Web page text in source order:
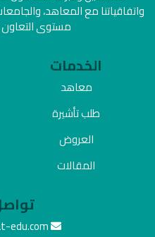
واتفاقياتنا مع المعاهد،
مستوى التعاون
الخدمات
معاهد
طلب تأشيرة
العروض
المقالات
edu.com